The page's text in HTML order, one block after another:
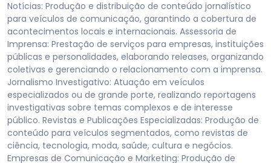
Notícias: Produção e distribuição de conteúdo jornalístico
para veículos de comunicação, garantindo a cobertura de
acontecimentos locais e internacionais. Assessoria de
Imprensa: Prestação de serviços para empresas, instituições
públicas e personalidades, elaborando releases, organizando
coletivas e gerenciando o relacionamento com a imprensa.
Jornalismo Investigativo: Atuação em veículos
especializados ou de grande porte, realizando reportagens
investigativas sobre temas complexos e de interesse
público. Revistas e Publicações Especializadas: Produção de
conteúdo para veículos segmentados, como revistas de
ciência, tecnologia, moda, saúde, cultura e negócios.
Empresas de Comunicação e Marketing: Produção de